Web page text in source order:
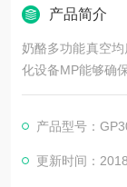
产品简介
奶酪多功能真空
化设备MP能够确
混罐安装在一起
产品型号：
更新时间：